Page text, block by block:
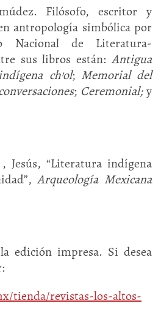
Filósofo, escritor y
antropología simbólica por
Nacional de Literatura-
sus libros están: Antigua
ch’ol; Memorial del
; Ceremonial;y
Jesús, “Literatura indígena
Arqueología Mexicana
edición impresa. Si desea
tienda/revistas-los-altos-